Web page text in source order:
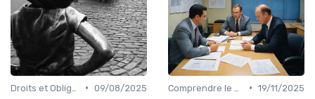
• 09/08/2025
• 19/11/2025